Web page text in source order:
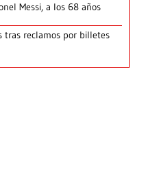
Messi, a los 68 años
tras reclamos por billetes